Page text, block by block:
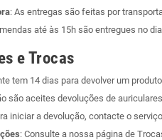
: As entregas são feitas por
até às 15h são entregues no
e Trocas
tem 14 dias para devolver um
são aceites devoluções de
iniciar a devolução, contacte o
: Consulte a nossa página de